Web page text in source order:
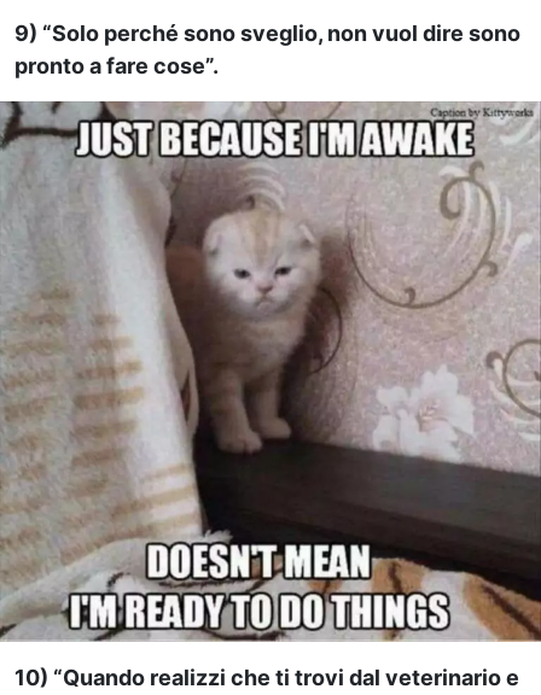
9) “Solo perché sono sveglio, non vuol dire sono
pronto a fare cose”.
10) “Quando realizzi che ti trovi dal veterinario e